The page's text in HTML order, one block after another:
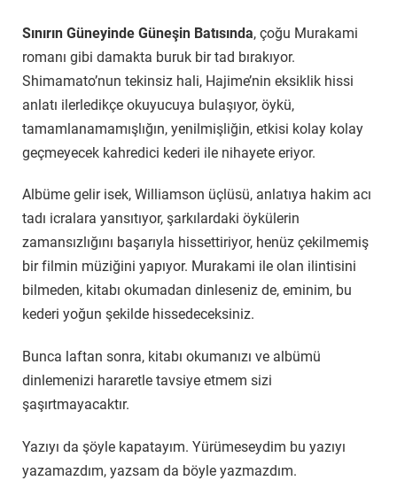
Sınırın Güneyinde Güneşin Batısında, çoğu Murakami
romanı gibi damakta buruk bir tad bırakıyor.
Shimamato’nun tekinsiz hali, Hajime’nin eksiklik hissi
anlatı ilerledikçe okuyucuya bulaşıyor, öykü,
tamamlanamamışlığın, yenilmişliğin, etkisi kolay kolay
geçmeyecek kahredici kederi ile nihayete eriyor.
Albüme gelir isek, Williamson üçlüsü, anlatıya hakim acı
tadı icralara yansıtıyor, şarkılardaki öykülerin
zamansızlığını başarıyla hissettiriyor, henüz çekilmemiş
bir filmin müziğini yapıyor. Murakami ile olan ilintisini
bilmeden, kitabı okumadan dinleseniz de, eminim, bu
kederi yoğun şekilde hissedeceksiniz.
Bunca laftan sonra, kitabı okumanızı ve albümü
dinlemenizi hararetle tavsiye etmem sizi
şaşırtmayacaktır.
Yazıyı da şöyle kapatayım. Yürümeseydim bu yazıyı
yazamazdım, yazsam da böyle yazmazdım.